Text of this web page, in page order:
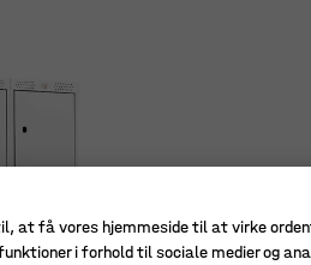
at få vores hjemmeside til at virke
i forhold til sociale medier og